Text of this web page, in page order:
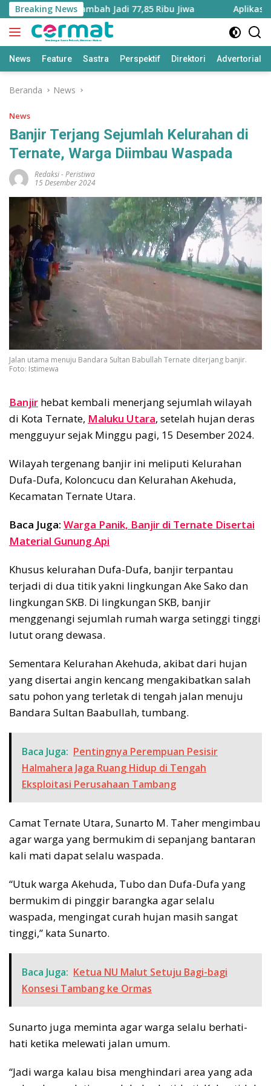
Langsung
ke
konten
Breaking News
Utara Bertambah Jadi 77,85 Ribu Jiwa Aplikasi
News Feature Sastra Perspektif Direktori Advertorial
Beranda News
News
Banjir Terjang Sejumlah Kelurahan di
Ternate, Warga Diimbau Waspada
Redaksi-Peristiwa
15 Desember 2024
Jalan utama menuju Bandara Sultan Babullah Ternate diterjang banjir.
Foto: Istimewa
Banjir hebat kembali menerjang sejumlah wilayah
di Kota Ternate, Maluku Utara, setelah hujan deras
mengguyur sejak Minggu pagi, 15 Desember 2024.
Wilayah tergenang banjir ini meliputi Kelurahan
Dufa-Dufa, Koloncucu dan Kelurahan Akehuda,
Kecamatan Ternate Utara.
Baca Juga: Warga Panik, Banjir di Ternate Disertai
Material Gunung Api
Khusus kelurahan Dufa-Dufa, banjir terpantau
terjadi di dua titik yakni lingkungan Ake Sako dan
lingkungan SKB. Di lingkungan SKB, banjir
menggenangi sejumlah rumah warga setinggi tinggi
lutut orang dewasa.
Sementara Kelurahan Akehuda, akibat dari hujan
yang disertai angin kencang mengakibatkan salah
satu pohon yang terletak di tengah jalan menuju
Bandara Sultan Baabullah, tumbang.
Baca Juga: Pentingnya Perempuan Pesisir
Halmahera Jaga Ruang Hidup di Tengah
Eksploitasi Perusahaan Tambang
Camat Ternate Utara, Sunarto M. Taher mengimbau
agar warga yang bermukim di sepanjang bantaran
kali mati dapat selalu waspada.
“Utuk warga Akehuda, Tubo dan Dufa-Dufa yang
bermukim di pinggir barangka agar selalu
waspada, mengingat curah hujan masih sangat
tinggi,” kata Sunarto.
Baca Juga: Ketua NU Malut Setuju Bagi-bagi
Konsesi Tambang ke Ormas
Sunarto juga meminta agar warga selalu berhati-
hati ketika melewati jalan umum.
“Jadi warga kalau bisa menghindari area yang ada